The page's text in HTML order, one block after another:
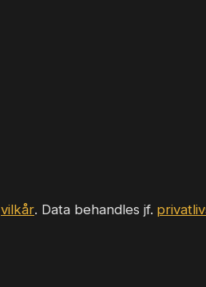
vilkår. Data behandles jf.